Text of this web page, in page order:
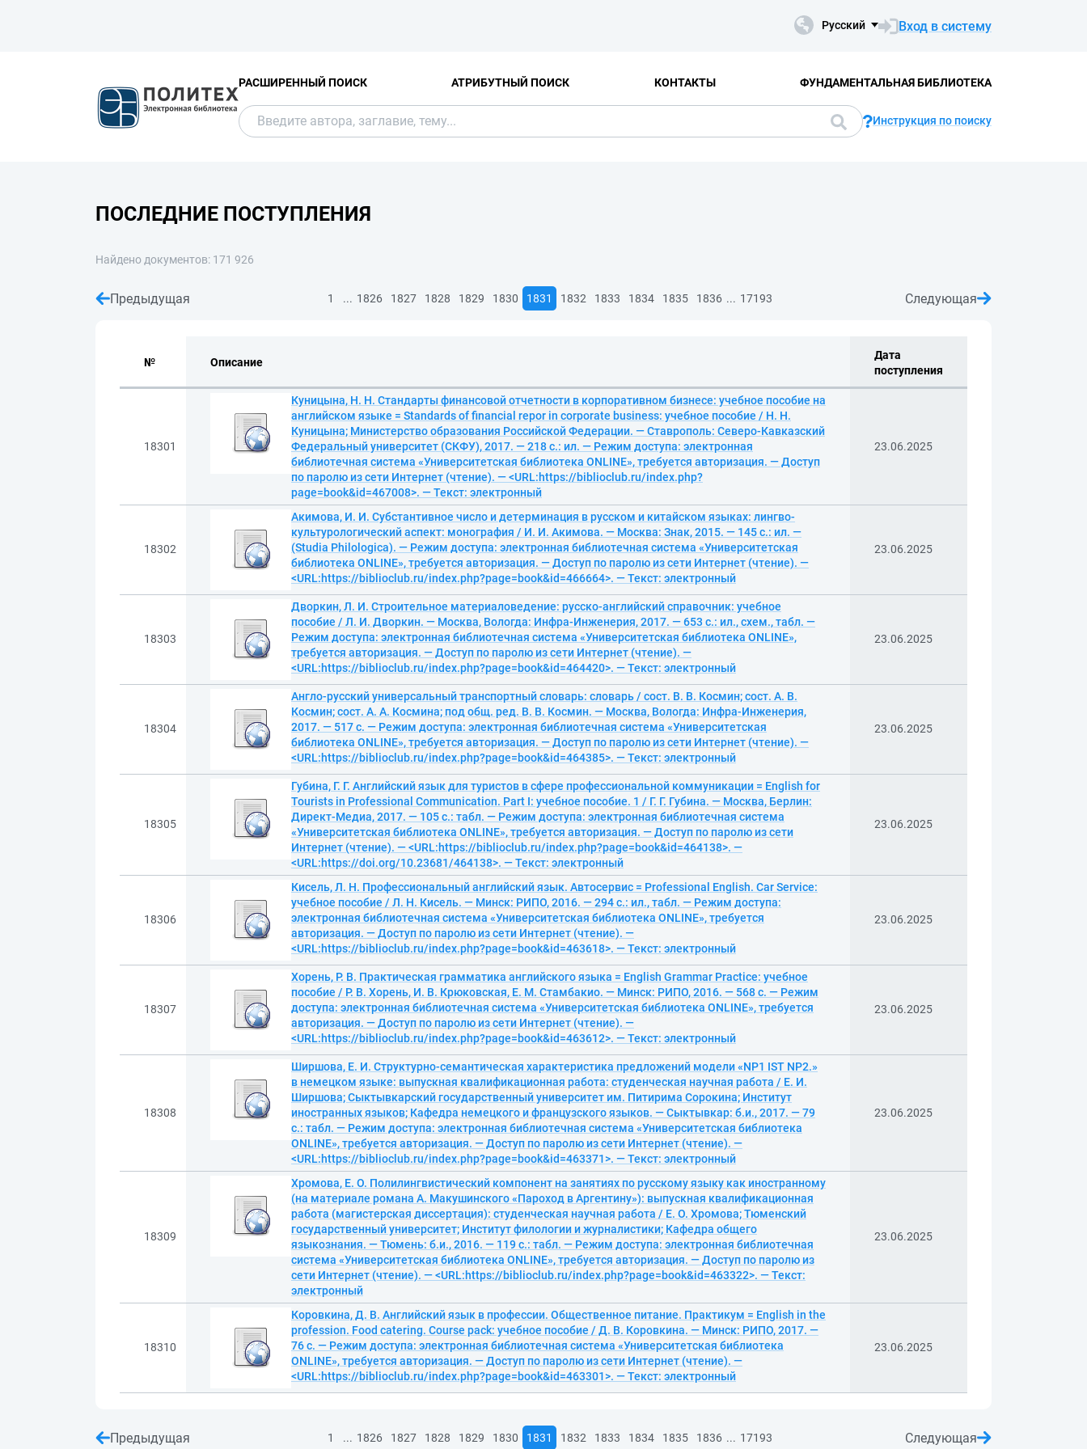
Русский Вход в систему
РАСШИРЕННЫЙ ПОИСК АТРИБУТНЫЙ ПОИСК КОНТАКТЫ ФУНДАМЕНТАЛЬНАЯ БИБЛИОТЕКА
Инструкция по поиску
ПОСЛЕДНИЕ ПОСТУПЛЕНИЯ
Найдено документов: 171 926
Предыдущая 1 ... 1826 1827 1828 1829 1830 1831 1832 1833 1834 1835 1836 ... 17193 Следующая
№ Описание
Дата
поступления
18301
Куницына, Н. Н. Стандарты финансовой отчетности в корпоративном бизнесе: учебное пособие на
английском языке = Standards of financial repor in corporate business: учебное пособие / Н. Н.
Куницына; Министерство образования Российской Федерации. — Ставрополь: Северо-Кавказский
Федеральный университет (СКФУ), 2017. — 218 с.: ил. — Режим доступа: электронная
библиотечная система «Университетская библиотека ONLINE», требуется авторизация. — Доступ
по паролю из сети Интернет (чтение). — <URL:https://biblioclub.ru/index.php?
page=book&id=467008>. — Текст: электронный
23.06.2025
18302
Акимова, И. И. Субстантивное число и детерминация в русском и китайском языках: лингво-
культурологический аспект: монография / И. И. Акимова. — Москва: Знак, 2015. — 145 с.: ил. —
(Studia Philologica). — Режим доступа: электронная библиотечная система «Университетская
библиотека ONLINE», требуется авторизация. — Доступ по паролю из сети Интернет (чтение). —
<URL:https://biblioclub.ru/index.php?page=book&id=466664>. — Текст: электронный
23.06.2025
18303
Дворкин, Л. И. Строительное материаловедение: русско-английский справочник: учебное
пособие / Л. И. Дворкин. — Москва, Вологда: Инфра-Инженерия, 2017. — 653 с.: ил., схем., табл. —
Режим доступа: электронная библиотечная система «Университетская библиотека ONLINE»,
требуется авторизация. — Доступ по паролю из сети Интернет (чтение). —
<URL:https://biblioclub.ru/index.php?page=book&id=464420>. — Текст: электронный
23.06.2025
18304
Англо-русский универсальный транспортный словарь: словарь / сост. В. В. Космин; сост. А. В.
Космин; сост. А. А. Космина; под общ. ред. В. В. Космин. — Москва, Вологда: Инфра-Инженерия,
2017. — 517 с. — Режим доступа: электронная библиотечная система «Университетская
библиотека ONLINE», требуется авторизация. — Доступ по паролю из сети Интернет (чтение). —
<URL:https://biblioclub.ru/index.php?page=book&id=464385>. — Текст: электронный
23.06.2025
18305
Губина, Г. Г. Английский язык для туристов в сфере профессиональной коммуникации = English for
Tourists in Professional Communication. Part I: учебное пособие. 1 / Г. Г. Губина. — Москва, Берлин:
Директ-Медиа, 2017. — 105 с.: табл. — Режим доступа: электронная библиотечная система
«Университетская библиотека ONLINE», требуется авторизация. — Доступ по паролю из сети
Интернет (чтение). — <URL:https://biblioclub.ru/index.php?page=book&id=464138>. —
<URL:https://doi.org/10.23681/464138>. — Текст: электронный
23.06.2025
18306
Кисель, Л. Н. Профессиональный английский язык. Автосервис = Professional English. Car Service:
учебное пособие / Л. Н. Кисель. — Минск: РИПО, 2016. — 294 с.: ил., табл. — Режим доступа:
электронная библиотечная система «Университетская библиотека ONLINE», требуется
авторизация. — Доступ по паролю из сети Интернет (чтение). —
<URL:https://biblioclub.ru/index.php?page=book&id=463618>. — Текст: электронный
23.06.2025
18307
Хорень, Р. В. Практическая грамматика английского языка = English Grammar Practice: учебное
пособие / Р. В. Хорень, И. В. Крюковская, Е. М. Стамбакио. — Минск: РИПО, 2016. — 568 с. — Режим
доступа: электронная библиотечная система «Университетская библиотека ONLINE», требуется
авторизация. — Доступ по паролю из сети Интернет (чтение). —
<URL:https://biblioclub.ru/index.php?page=book&id=463612>. — Текст: электронный
23.06.2025
18308
Ширшова, Е. И. Структурно-семантическая характеристика предложений модели «NP1 IST NP2.»
в немецком языке: выпускная квалификационная работа: студенческая научная работа / Е. И.
Ширшова; Сыктывкарский государственный университет им. Питирима Сорокина; Институт
иностранных языков; Кафедра немецкого и французского языков. — Сыктывкар: б.и., 2017. — 79
с.: табл. — Режим доступа: электронная библиотечная система «Университетская библиотека
ONLINE», требуется авторизация. — Доступ по паролю из сети Интернет (чтение). —
<URL:https://biblioclub.ru/index.php?page=book&id=463371>. — Текст: электронный
23.06.2025
18309
Хромова, Е. О. Полилингвистический компонент на занятиях по русскому языку как иностранному
(на материале романа А. Макушинского «Пароход в Аргентину»): выпускная квалификационная
работа (магистерская диссертация): студенческая научная работа / Е. О. Хромова; Тюменский
государственный университет; Институт филологии и журналистики; Кафедра общего
языкознания. — Тюмень: б.и., 2016. — 119 с.: табл. — Режим доступа: электронная библиотечная
система «Университетская библиотека ONLINE», требуется авторизация. — Доступ по паролю из
сети Интернет (чтение). — <URL:https://biblioclub.ru/index.php?page=book&id=463322>. — Текст:
электронный
23.06.2025
18310
Коровкина, Д. В. Английский язык в профессии. Общественное питание. Практикум = English in the
profession. Food catering. Course pack: учебное пособие / Д. В. Коровкина. — Минск: РИПО, 2017. —
76 с. — Режим доступа: электронная библиотечная система «Университетская библиотека
ONLINE», требуется авторизация. — Доступ по паролю из сети Интернет (чтение). —
<URL:https://biblioclub.ru/index.php?page=book&id=463301>. — Текст: электронный
23.06.2025
Предыдущая 1 ... 1826 1827 1828 1829 1830 1831 1832 1833 1834 1835 1836 ... 17193 Следующая